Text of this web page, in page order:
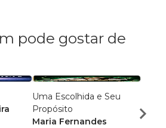
pode gostar de
Uma Escolhida e Seu
Propósito
Maria Fernandes
DOR